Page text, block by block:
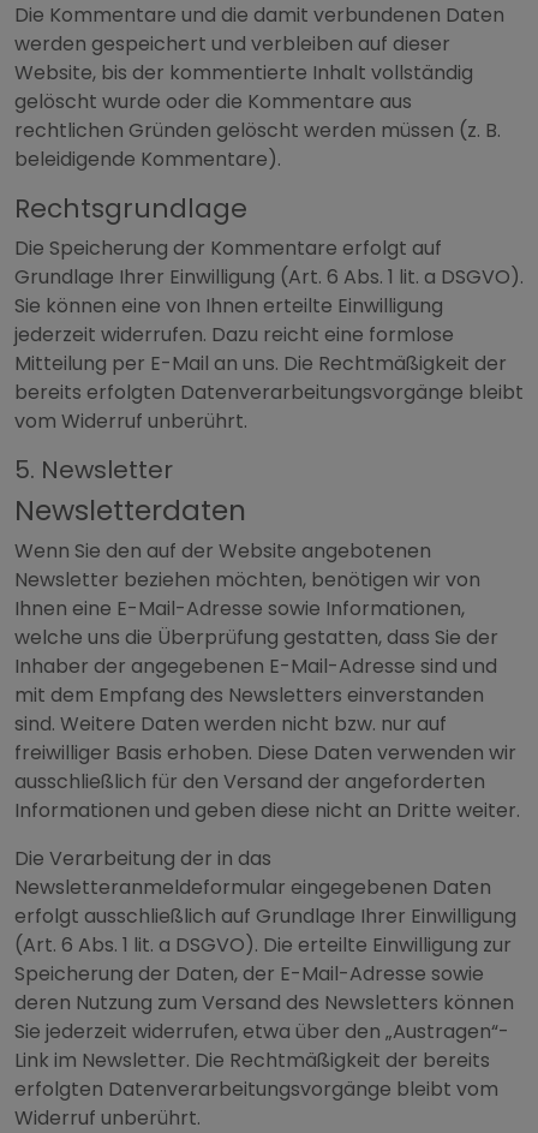
Die Kommentare und die damit verbundenen Daten
werden gespeichert und verbleiben auf dieser
Website, bis der kommentierte Inhalt vollständig
gelöscht wurde oder die Kommentare aus
rechtlichen Gründen gelöscht werden müssen (z. B.
beleidigende Kommentare).
Rechtsgrundlage
Die Speicherung der Kommentare erfolgt auf
Grundlage Ihrer Einwilligung (Art. 6 Abs. 1 lit. a DSGVO).
Sie können eine von Ihnen erteilte Einwilligung
jederzeit widerrufen. Dazu reicht eine formlose
Mitteilung per E-Mail an uns. Die Rechtmäßigkeit der
bereits erfolgten Datenverarbeitungsvorgänge bleibt
vom Widerruf unberührt.
5. Newsletter
Newsletter­daten
Wenn Sie den auf der Website angebotenen
Newsletter beziehen möchten, benötigen wir von
Ihnen eine E-Mail-Adresse sowie Informationen,
welche uns die Überprüfung gestatten, dass Sie der
Inhaber der angegebenen E-Mail-Adresse sind und
mit dem Empfang des Newsletters einverstanden
sind. Weitere Daten werden nicht bzw. nur auf
freiwilliger Basis erhoben. Diese Daten verwenden wir
ausschließlich für den Versand der angeforderten
Informationen und geben diese nicht an Dritte weiter.
Die Verarbeitung der in das
Newsletteranmeldeformular eingegebenen Daten
erfolgt ausschließlich auf Grundlage Ihrer Einwilligung
(Art. 6 Abs. 1 lit. a DSGVO). Die erteilte Einwilligung zur
Speicherung der Daten, der E-Mail-Adresse sowie
deren Nutzung zum Versand des Newsletters können
Sie jederzeit widerrufen, etwa über den „Austragen“-
Link im Newsletter. Die Rechtmäßigkeit der bereits
erfolgten Datenverarbeitungsvorgänge bleibt vom
Widerruf unberührt.